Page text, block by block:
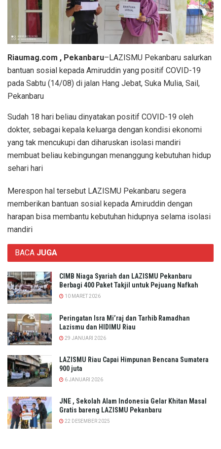
Riaumag.com , Pekanbaru–LAZISMU Pekanbaru salurkan
bantuan sosial kepada Amiruddin yang positif COVID-19
pada Sabtu (14/08) di jalan Hang Jebat, Suka Mulia, Sail,
Pekanbaru
Sudah 18 hari beliau dinyatakan positif COVID-19 oleh
dokter, sebagai kepala keluarga dengan kondisi ekonomi
yang tak mencukupi dan diharuskan isolasi mandiri
membuat beliau kebingungan menanggung kebutuhan hidup
sehari hari
Merespon hal tersebut LAZISMU Pekanbaru segera
memberikan bantuan sosial kepada Amiruddin dengan
harapan bisa membantu kebutuhan hidupnya selama isolasi
mandiri
BACA JUGA
CIMB Niaga Syariah dan LAZISMU Pekanbaru
Berbagi 400 Paket Takjil untuk Pejuang Nafkah
10 MARET 2026
Peringatan Isra Mi’raj dan Tarhib Ramadhan
Lazismu dan HIDIMU Riau
29 JANUARI 2026
LAZISMU Riau Capai Himpunan Bencana Sumatera
900 juta
6 JANUARI 2026
JNE , Sekolah Alam Indonesia Gelar Khitan Masal
Gratis bareng LAZISMU Pekanbaru
22 DESEMBER 2025